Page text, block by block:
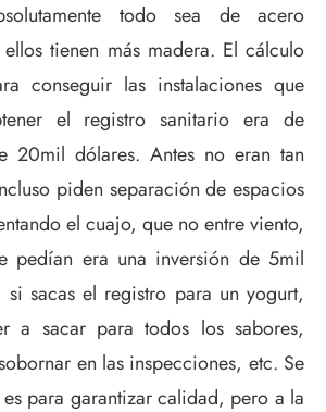
todo sea de acero
tienen más madera. El cálculo
conseguir las instalaciones que
el registro sanitario era de
20mil dólares. Antes no eran tan
piden separación de espacios
el cuajo, que no entre viento,
pedían era una inversión de 5mil
sacas el registro para un yogurt,
a sacar para todos los sabores,
en las inspecciones, etc. Se
para garantizar calidad, pero a la